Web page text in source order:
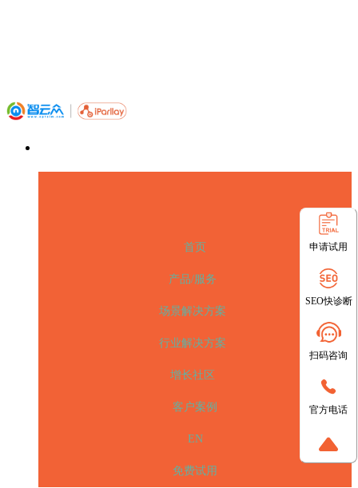
首页
产品/服务
场景解决方案
行业解决方案
增长社区
客户案例
EN
免费试用
申请试用
SEO快诊断
扫码咨询
官方电话